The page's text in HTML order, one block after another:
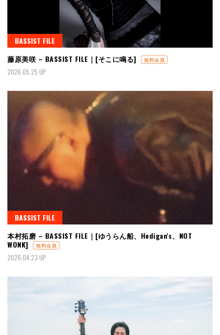
BASSIST FILE
藤原美咲 – BASSIST FILE｜[そこに鳴る]
無料会員
2026.05.25 UP
BASSIST FILE
本村拓磨 – BASSIST FILE｜[ゆうらん船、Hedigan's、NOT
WONK]
無料会員
2026.04.23 UP